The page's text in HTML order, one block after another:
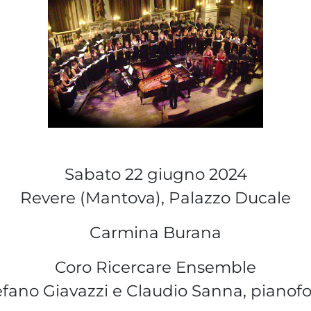
Sabato 22 giugno 2024
Revere (Mantova), Palazzo Ducale
Carmina Burana
Coro Ricercare Ensemble
Giavazzi e Claudio Sanna,